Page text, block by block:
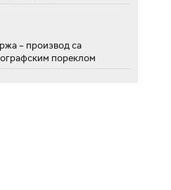
– производ са
пореклом